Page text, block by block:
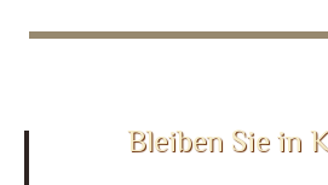
Bleiben Sie in